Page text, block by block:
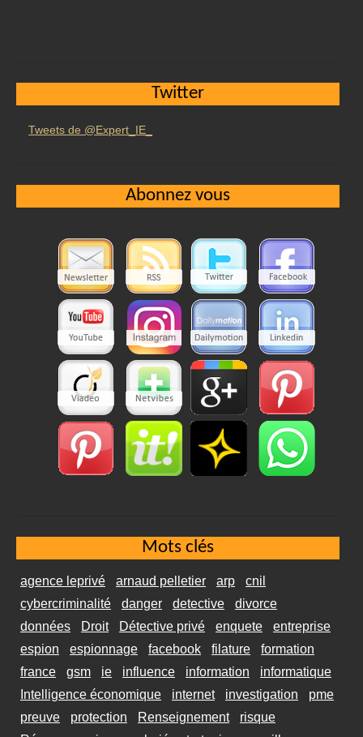
Twitter
Tweets de @Expert_IE_
Abonnez vous
Mots clés
agence leprivé arnaud pelletier arp
cnil
cybercriminalité
danger detective
divorce
données
Droit Détective privé enquete
entreprise
espion
espionnage facebook filature
formation
france
gsm ie influence information
informatique
Intelligence économique
internet investigation
pme
preuve
protection Renseignement
risque